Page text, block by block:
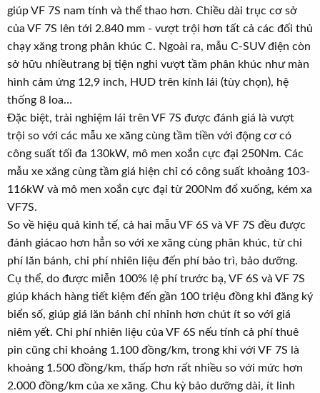
giúp VF 7S nam tính và thể thao hơn. Chiều dài trục cơ sở
của VF 7S lên tới 2.840 mm - vượt trội hơn tất cả các đối thủ
chạy xăng trong phân khúc C. Ngoài ra, mẫu C-SUV điện còn
sở hữu nhiềutrang bị tiện nghi vượt tầm phân khúc như màn
hình cảm ứng 12,9 inch, HUD trên kính lái (tùy chọn), hệ
thống 8 loa…
Đặc biệt, trải nghiệm lái trên VF 7S được đánh giá là vượt
trội so với các mẫu xe xăng cùng tầm tiền với động cơ có
công suất tối đa 130kW, mô men xoắn cực đại 250Nm. Các
mẫu xe xăng cùng tầm giá hiện chỉ có công suất khoảng 103-
116kW và mô men xoắn cực đại từ 200Nm đổ xuống, kém xa
VF7S.
So về hiệu quả kinh tế, cả hai mẫu VF 6S và VF 7S đều được
đánh giácao hơn hẳn so với xe xăng cùng phân khúc, từ chi
phí lăn bánh, chi phí nhiên liệu đến phí bảo trì, bảo dưỡng.
Cụ thể, do được miễn 100% lệ phí trước bạ, VF 6S và VF 7S
giúp khách hàng tiết kiệm đến gần 100 triệu đồng khi đăng ký
biển số, giúp giá lăn bánh chỉ nhỉnh hơn chút ít so với giá
niêm yết. Chi phí nhiên liệu của VF 6S nếu tính cả phí thuê
pin cũng chỉ khoảng 1.100 đồng/km, trong khi với VF 7S là
khoảng 1.500 đồng/km, thấp hơn rất nhiều so với mức hơn
2.000 đồng/km của xe xăng. Chu kỳ bảo dưỡng dài, ít linh